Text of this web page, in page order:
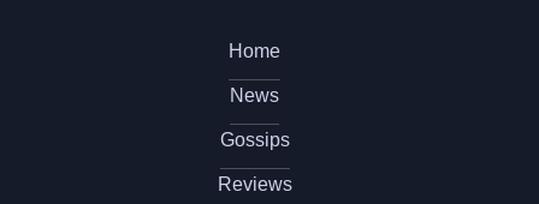
Home
News
Gossips
Reviews